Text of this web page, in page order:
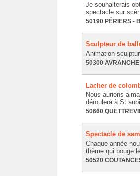
Je souhaiterais
spectacle sur
50190 PÉRIERS -
Sculpteur de
Animation
50300
Lacher de
Nous aurions
déroulera à St
50660
Spectacle de
Chaque année
thème qui bouge
50520